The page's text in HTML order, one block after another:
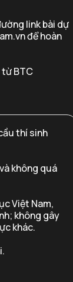
link bài dự
để hoàn
từ BTC
thí sinh
không quá
Việt Nam,
không gây
khác.